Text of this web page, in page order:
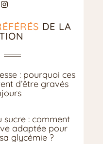
DE LA
: pourquoi ces
d’être gravés
sucre : comment
adaptée pour
glycémie ?